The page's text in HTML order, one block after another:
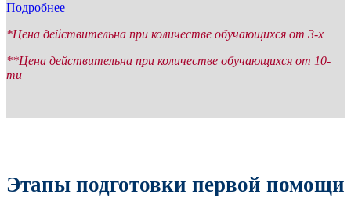
Подробнее
*Цена действительна при количестве обучающихся от 3-х
**Цена действительна при количестве обучающихся от 10-
ти
Этапы подготовки первой помощи